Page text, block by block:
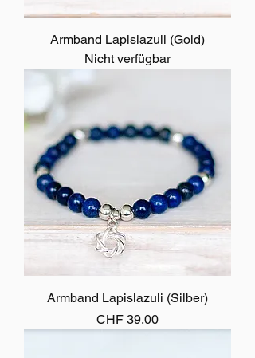
Armband Lapislazuli (Gold)
Nicht verfügbar
Armband Lapislazuli (Silber)
Preis
CHF 39.00